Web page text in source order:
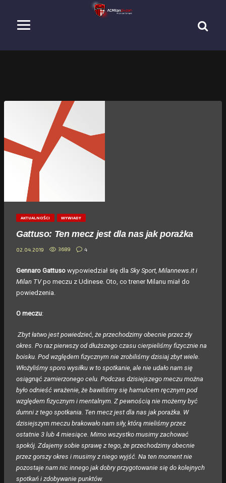
AKTUALNOŚCI WYWIADY
Gattuso: Ten mecz jest dla nas jak porażka
02.04.2019 3689 4
Gennaro Gattuso wypowiedział się dla Sky Sport, Milannews.it i
Milan TVpo meczu z Udinese. Oto, co trener Milanu miał do
powiedzenia.
O meczu:
Zbyt łatwo jest powiedzieć, że przechodzimy obecnie przez zły
okres. Po raz pierwszy od dłuższego czasu cierpieliśmy fizycznie na
boisku. Pod względem fizycznym nie zrobiliśmy dzisiaj zbyt wiele.
Włożyliśmy sporo wysiłku w to spotkanie, ale nie udało nam się
osiągnąć zamierzonego celu. Podczas dzisiejszego meczu można
było odnieść wrażenie, że bawiliśmy się hamulcem ręcznym pod
względem fizycznym i mentalnym. Z pewnością nie możemy być
dumni z tego spotkania. Ten mecz jest dla nas jak porażka. W
dzisiejszym meczu brakowało nam siły, którą mieliśmy przez
ostatnie 3 lub 4 miesiące. Mimo wszystko musimy zachować
spokój. Zdajemy sobie sprawę z tego, że przechodzimy obecnie
przez gorszy okres i musimy z niego wyjść. Na ten moment nie
pozostaje nam nic innego jak dobry przygotowanie się do kolejnych
spotkań i zdobywanie punktów.